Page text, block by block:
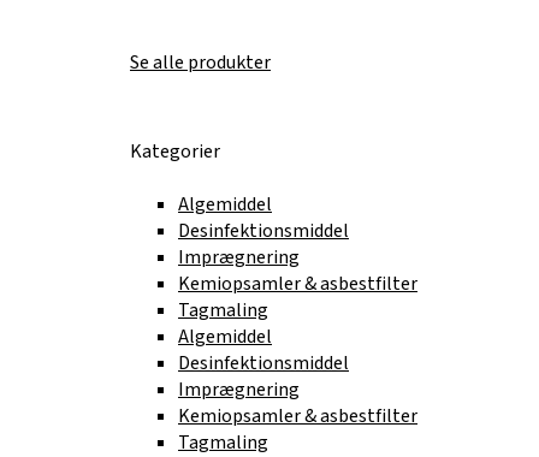
Se alle produkter
Kategorier
Algemiddel
Desinfektionsmiddel
Imprægnering
Kemiopsamler & asbestfilter
Tagmaling
Algemiddel
Desinfektionsmiddel
Imprægnering
Kemiopsamler & asbestfilter
Tagmaling